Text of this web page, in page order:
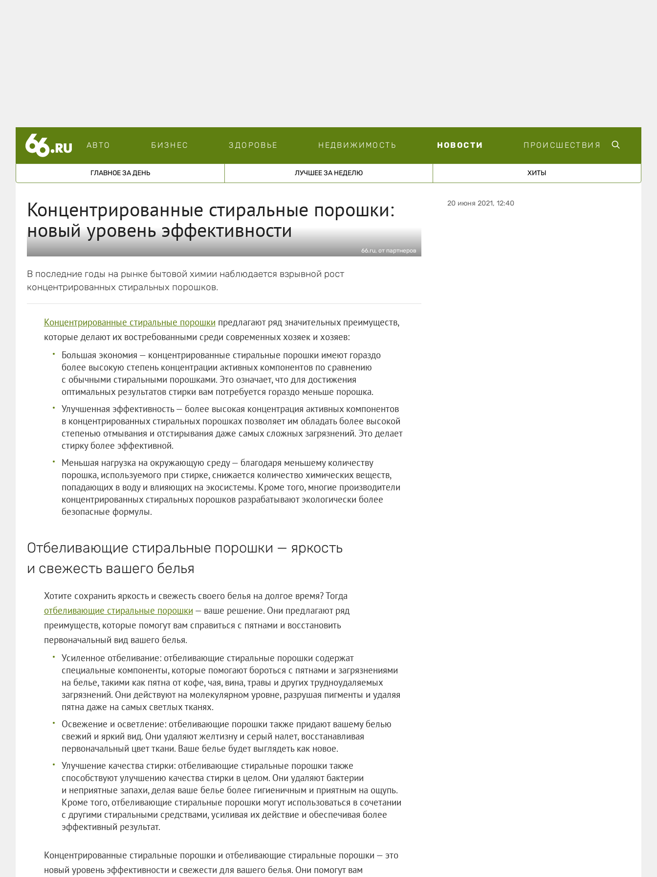
АВТО БИЗНЕС ЗДОРОВЬЕ НЕДВИЖИМОСТЬ НОВОСТИ ПРОИСШЕСТВИЯ
ГЛАВНОЕ ЗА ДЕНЬ ЛУЧШЕЕ ЗА НЕДЕЛЮ ХИТЫ
Концентрированные стиральные порошки:
новый уровень эффективности
66.ru, от партнеров
В последние годы на рынке бытовой химии наблюдается взрывной рост
концентрированных стиральных порошков.
Концентрированные стиральные порошки предлагают ряд значительных преимуществ,
которые делают их востребованными среди современных хозяек и хозяев:
Большая экономия — концентрированные стиральные порошки имеют гораздо
более высокую степень концентрации активных компонентов по сравнению
с обычными стиральными порошками. Это означает, что для достижения
оптимальных результатов стирки вам потребуется гораздо меньше порошка.
Улучшенная эффективность — более высокая концентрация активных компонентов
в концентрированных стиральных порошках позволяет им обладать более высокой
степенью отмывания и отстирывания даже самых сложных загрязнений. Это делает
стирку более эффективной.
Меньшая нагрузка на окружающую среду — благодаря меньшему количеству
порошка, используемого при стирке, снижается количество химических веществ,
попадающих в воду и влияющих на экосистемы. Кроме того, многие производители
концентрированных стиральных порошков разрабатывают экологически более
безопасные формулы.
Отбеливающие стиральные порошки — яркость
и свежесть вашего белья
Хотите сохранить яркость и свежесть своего белья на долгое время? Тогда
отбеливающие стиральные порошки — ваше решение. Они предлагают ряд
преимуществ, которые помогут вам справиться с пятнами и восстановить
первоначальный вид вашего белья.
Усиленное отбеливание: отбеливающие стиральные порошки содержат
специальные компоненты, которые помогают бороться с пятнами и загрязнениями
на белье, такими как пятна от кофе, чая, вина, травы и других трудноудаляемых
загрязнений. Они действуют на молекулярном уровне, разрушая пигменты и удаляя
пятна даже на самых светлых тканях.
Освежение и осветление: отбеливающие порошки также придают вашему белью
свежий и яркий вид. Они удаляют желтизну и серый налет, восстанавливая
первоначальный цвет ткани. Ваше белье будет выглядеть как новое.
Улучшение качества стирки: отбеливающие стиральные порошки также
способствуют улучшению качества стирки в целом. Они удаляют бактерии
и неприятные запахи, делая ваше белье более гигиеничным и приятным на ощупь.
Кроме того, отбеливающие стиральные порошки могут использоваться в сочетании
с другими стиральными средствами, усиливая их действие и обеспечивая более
эффективный результат.
Концентрированные стиральные порошки и отбеливающие стиральные порошки — это
новый уровень эффективности и свежести для вашего белья. Они помогут вам
20 июня 2021, 12:40